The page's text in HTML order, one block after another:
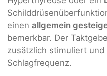
einen allgemein
bemerkbar. Der
zusätzlich stimuliert
Schlagfrequenz.